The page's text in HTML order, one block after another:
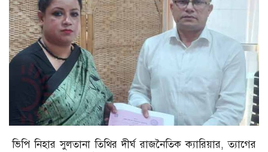
ভিপি নিহার সুলতানা তিথির দীর্ঘ রাজনৈতিক ক্যারিয়ার, ত্যাগের